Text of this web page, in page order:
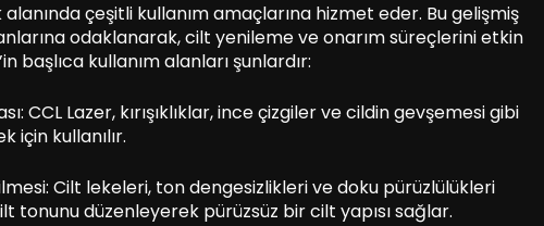
alanında çeşitli kullanım amaçlarına hizmet eder. Bu gelişmiş
odaklanarak, cilt yenileme ve onarım süreçlerini etkin
başlıca kullanım alanları şunlardır:
CCL Lazer, kırışıklıklar, ince çizgiler ve cildin gevşemesi gibi
kullanılır.
Cilt lekeleri, ton dengesizlikleri ve doku pürüzlülükleri
tonunu düzenleyerek pürüzsüz bir cilt yapısı sağlar.